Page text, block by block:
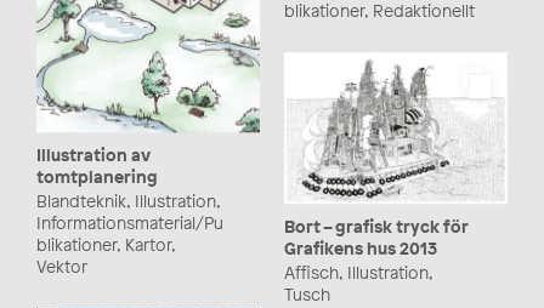
blikationer, Redaktionellt
Illustration av
tomtplanering
Blandteknik, Illustration,
Informationsmaterial/Pu
blikationer, Kartor,
Vektor
Bort – grafisk tryck för
Grafikens hus 2013
Affisch, Illustration,
Tusch